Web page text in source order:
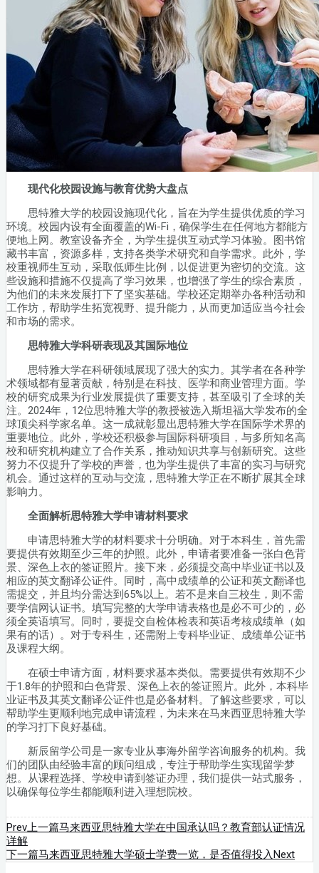
现代化校园设施与教育优势大盘点
思特雅大学的校园设施现代化，旨在为学生提供优质的学习
环境。校园内设有全面覆盖的Wi-Fi，确保学生在任何地方都能方
便地上网。教室设备齐全，为学生提供互动式学习体验。图书馆
藏书丰富，资源多样，支持各类学术研究和自学需求。此外，学
校重视师生互动，采取低师生比例，以促进更为密切的交流。这
些设施和措施不仅提高了学习效果，也增强了学生的综合素质，
为他们的未来发展打下了坚实基础。学校还定期举办各种活动和
工作坊，帮助学生拓宽视野、提升能力，从而更加适应当今社会
和市场的需求。
思特雅大学科研表现及其国际地位
思特雅大学在科研领域展现了强大的实力。其学者在各种学
术领域都有显著贡献，特别是在科技、医学和商业管理方面。学
校的研究成果为行业发展提供了重要支持，甚至吸引了全球的关
注。2024年，12位思特雅大学的教授被选入斯坦福大学发布的全
球顶尖科学家名单。这一成就彰显出思特雅大学在国际学术界的
重要地位。此外，学校还积极参与国际科研项目，与多所知名高
校和研究机构建立了合作关系，推动知识共享与创新研究。这些
努力不仅提升了学校的声誉，也为学生提供了丰富的实习与研究
机会。通过这样的互动与交流，思特雅大学正在不断扩展其全球
影响力。
全面解析思特雅大学申请材料要求
申请思特雅大学的材料要求十分明确。对于本科生，首先需
要提供有效期至少三年的护照。此外，申请者要准备一张白色背
景、深色上衣的签证照片。接下来，必须提交高中毕业证书以及
相应的英文翻译公证件。同时，高中成绩单的公证和英文翻译也
需提交，并且均分需达到65%以上。若不是来自三校生，则不需
要学信网认证书。填写完整的大学申请表格也是必不可少的，必
须全英语填写。同时，要提交自检体检表和英语考核成绩单（如
果有的话）。对于专科生，还需附上专科毕业证、成绩单公证书
及课程大纲。
在硕士申请方面，材料要求基本类似。需要提供有效期不少
于1.8年的护照和白色背景、深色上衣的签证照片。此外，本科毕
业证书及其英文翻译公证件也是必备材料。了解这些要求，可以
帮助学生更顺利地完成申请流程，为未来在马来西亚思特雅大学
的学习打下良好基础。
新辰留学公司是一家专业从事海外留学咨询服务的机构。我
们的团队由经验丰富的顾问组成，专注于帮助学生实现留学梦
想。从课程选择、学校申请到签证办理，我们提供一站式服务，
以确保每位学生都能顺利进入理想院校。
Prev上一篇马来西亚思特雅大学在中国承认吗？教育部认证情况
详解
下一篇马来西亚思特雅大学硕士学费一览，是否值得投入Next